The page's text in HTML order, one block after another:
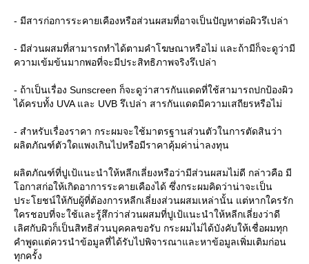
- มีสารก่อการระคายเคืองหรือส่วนผสมที่อาจเป็นปัญหาต่อผิวรึเปล่า
- มีส่วนผสมที่สามารถทำได้ตามคำโฆษณาหรือไม่ และถ้ามีก็จะดูว่ามี
ความเข้มข้นมากพอที่จะมีประสิทธิภาพจริงรึเปล่า
- ถ้าเป็นเรื่อง Sunscreen ก็จะดูว่าสารกันแดดที่ใช้สามารถปกป้องผิว
ได้ครบทั้ง UVA และ UVB รึเปล่า สารกันแดดมีความเสถียรหรือไม่
- สำหรับเรื่องราคา กระผมจะใช้มาตรฐานส่วนตัวในการตัดสินว่า
ผลิตภัณฑ์ตัวใดแพงเกินไปหรือมีราคาคุ้มค่าน่่าลงทุน
ผลิตภัณฑ์ที่ปูเป้แนะนำให้หลีกเลี่ยงหรือว่ามีส่วนผสมไม่ดี กล่าวคือ มี
อกาสก่อให้เกิดอาการระคายเคืองได้ ซึ่งกระผมคิดว่าน่าจะเป็น
ประโยชน์ให้กับผู้ที่ต้องการหลีกเลี่ยงส่วนผสมเหล่านั้น แต่หากใครรัก
ครชอบที่จะใช้และรู้สึกว่าส่วนผสมที่ปูเป้แนะนำให้หลีกเลี่ยงว่าดี
เลิศกับผิวก็เป็นสิทธิส่วนบุคคลขอรับ กระผมไม่ได้บังคับให้เชื่อผมทุก
คำพูดแต่ควรนำข้อมูลที่ได้รับไปพิจารณาและหาข้อมูลเพิ่มเติมก่อน
ทุกครั้ง